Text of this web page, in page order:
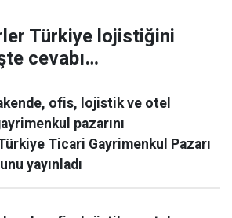
Türkiye lojistiğini
cevabı…
ofis, lojistik ve otel
pazarını
Ticari Gayrimenkul Pazarı
yayınladı